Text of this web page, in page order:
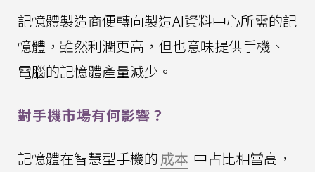
記憶體製造商便轉向製造AI資料中心所需的記
憶體，雖然利潤更高，但也意味提供手機、
電腦的記憶體產量減少。
對手機市場有何影響？
記憶體在智慧型手機的成本 中占比相當高，